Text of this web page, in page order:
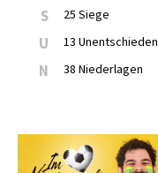
S 25 Siege
U 13 Unentschieden
N 38 Niederlagen